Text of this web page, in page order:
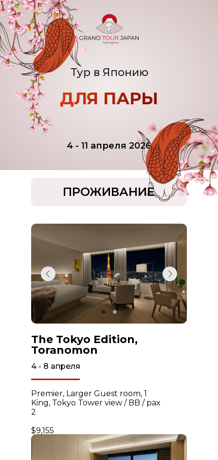
Тур в Японию
4 - 11 апреля 2026
ДЛЯ ПАРЫ
ПРОЖИВАНИЕ
The Tokyo Edition,
Toranomon
4 - 8 апреля
Premier, Larger Guest room, 1
King, Tokyo Tower view / BB / pax
2
$9,155